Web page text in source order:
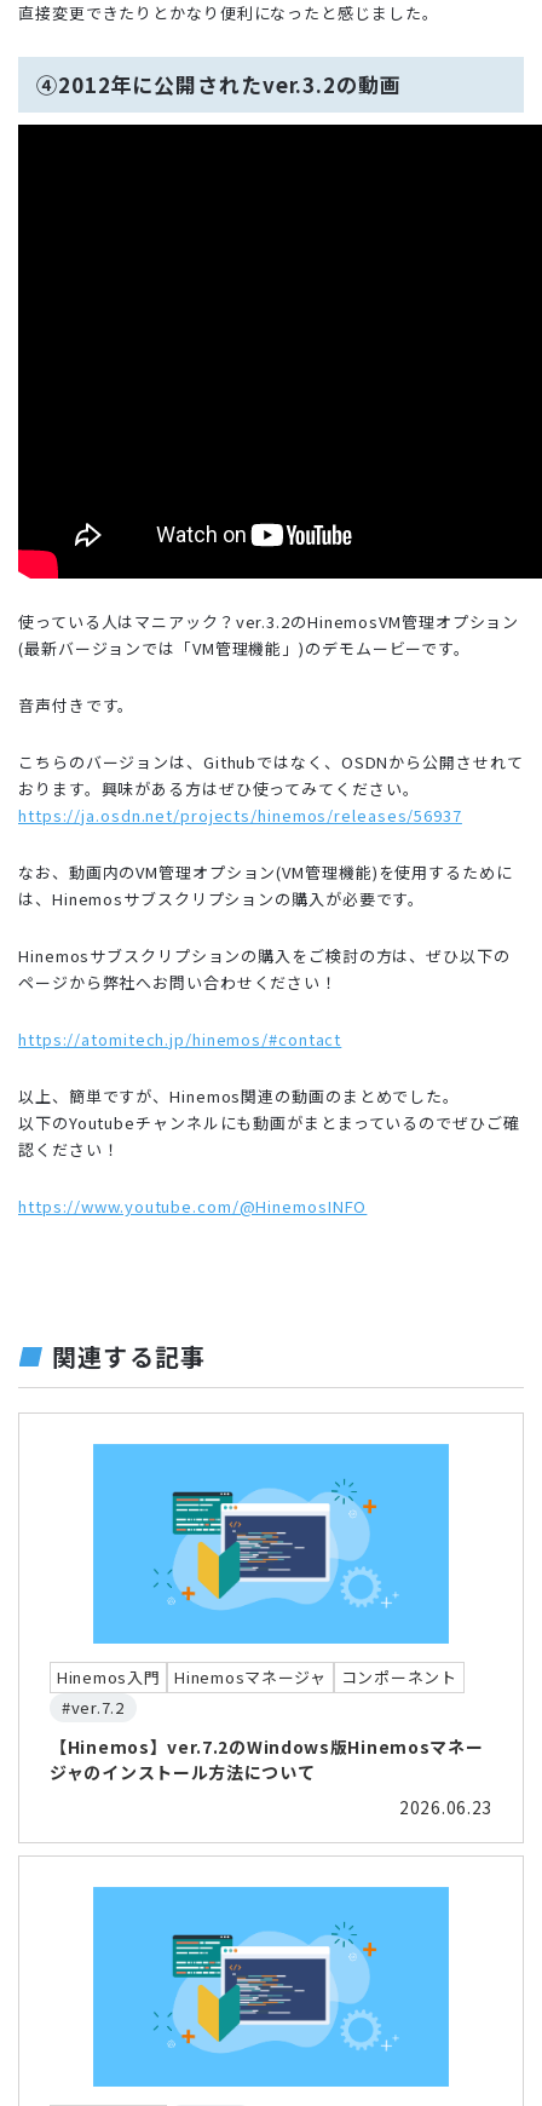
直接変更できたりとかなり便利になったと感じました。
④2012年に公開されたver.3.2の動画
使っている人はマニアック？ver.3.2のHinemosVM管理オプション
(最新バージョンでは「VM管理機能」)のデモムービーです。
音声付きです。
こちらのバージョンは、Githubではなく、OSDNから公開させれて
おります。興味がある方はぜひ使ってみてください。
https://ja.osdn.net/projects/hinemos/releases/56937
なお、動画内のVM管理オプション(VM管理機能)を使用するために
は、Hinemosサブスクリプションの購入が必要です。
Hinemosサブスクリプションの購入をご検討の方は、ぜひ以下の
ページから弊社へお問い合わせください！
https://atomitech.jp/hinemos/#contact
以上、簡単ですが、Hinemos関連の動画のまとめでした。
以下のYoutubeチャンネルにも動画がまとまっているのでぜひご確
認ください！
https://www.youtube.com/@HinemosINFO
関連する記事
Hinemos入門 Hinemosマネージャ
コンポーネント
#ver.7.2
【Hinemos】ver.7.2のWindows版Hinemosマネー
ジャのインストール方法について
2026.06.23